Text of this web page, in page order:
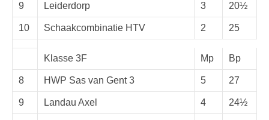
9 Leiderdorp 3 20½
10 Schaakcombinatie HTV 2 25
Klasse 3F Mp Bp
8 HWP Sas van Gent 3 5 27
9 Landau Axel 4 24½